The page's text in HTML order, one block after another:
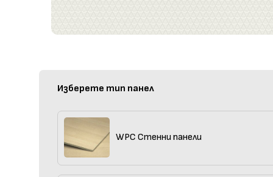
Изберете тип панел
WPC Стенни панели